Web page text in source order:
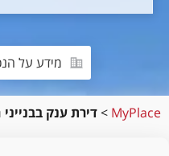
מידע על
MyPlace
>דירת ענק